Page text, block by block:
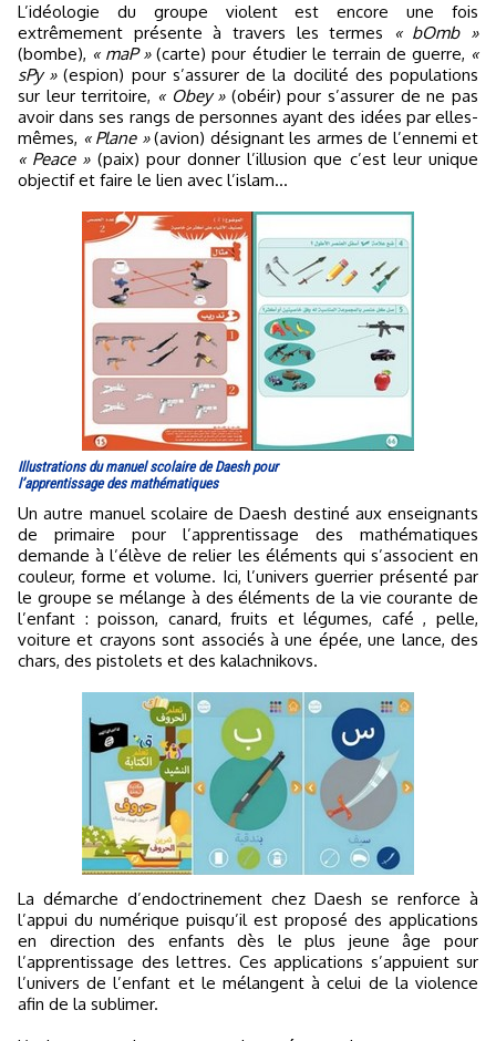
L’idéologie du groupe violent est encore une fois
extrêmement présente à travers les termes
« bOmb »
(bombe), « maP »(carte) pour étudier le terrain de guerre, «
sPy »(espion) pour s’assurer de la docilité des populations
sur leur territoire, « Obey »(obéir) pour s’assurer de ne pas
avoir dans ses rangs de personnes ayant des idées par elles-
mêmes, « Plane »(avion) désignant les armes de l’ennemi et
« Peace »(paix) pour donner l’illusion que c’est leur unique
objectif et faire le lien avec l’islam...
Illustrations du manuel scolaire de Daesh pour
l’apprentissage des mathématiques
Un autre manuel scolaire de Daesh destiné aux enseignants
de primaire pour l’apprentissage des mathématiques
demande à l’élève de relier les éléments qui s’associent en
couleur, forme et volume. Ici, l’univers guerrier présenté par
le groupe se mélange à des éléments de la vie courante de
l’enfant : poisson, canard, fruits et légumes, café , pelle,
voiture et crayons sont associés à une épée, une lance, des
chars, des pistolets et des kalachnikovs.
La démarche d’endoctrinement chez Daesh se renforce à
l’appui du numérique puisqu’il est proposé des applications
en direction des enfants dès le plus jeune âge pour
l’apprentissage des lettres. Ces applications s’appuient sur
l’univers de l’enfant et le mélangent à celui de la violence
afin de la sublimer.